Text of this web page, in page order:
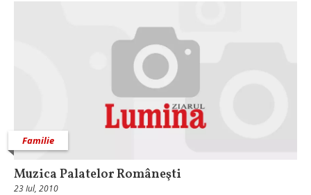
Familie
Muzica Palatelor Româneşti
23 Iul, 2010